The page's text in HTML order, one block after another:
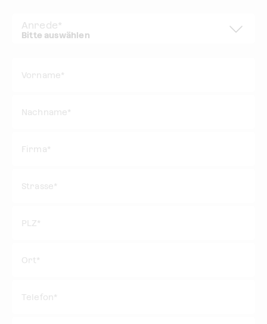
Anrede*
Vorname*
Nachname*
Firma*
Strasse*
PLZ*
Ort*
Telefon*